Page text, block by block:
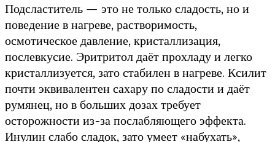
Подсластитель — это не только сладость, но и
поведение в нагреве, растворимость,
осмотическое давление, кристаллизация,
послевкусие. Эритритол даёт прохладу и легко
кристаллизуется, зато стабилен в нагреве. Ксилит
почти эквивалентен сахару по сладости и даёт
румянец, но в больших дозах требует
осторожности из-за послабляющего эффекта.
Инулин слабо сладок, зато умеет «набухать»,